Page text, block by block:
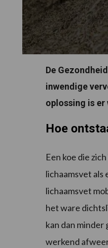
De
inwendige
oplossing is er
Hoe
Een koe die
lichaamsvet
lichaamsvet
het ware
kan dan
werkend